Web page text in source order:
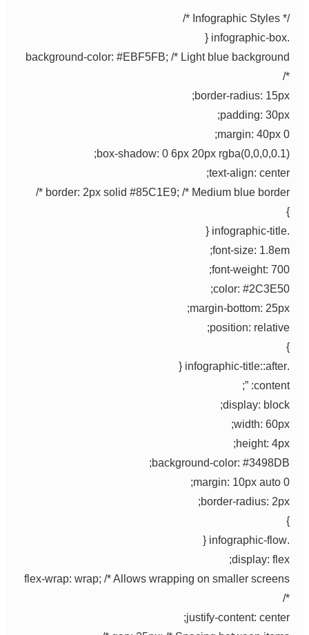
/* Infographic Styles */
.infographic-box {
background-color: #EBF5FB; /* Light blue background
*/
border-radius: 15px;
padding: 30px;
margin: 40px 0;
box-shadow: 0 6px 20px rgba(0,0,0,0.1);
text-align: center;
border: 2px solid #85C1E9; /* Medium blue border */
}
.infographic-title {
font-size: 1.8em;
font-weight: 700;
color: #2C3E50;
margin-bottom: 25px;
position: relative;
}
.infographic-title::after {
content: ”;
display: block;
width: 60px;
height: 4px;
background-color: #3498DB;
margin: 10px auto 0;
border-radius: 2px;
}
.infographic-flow {
display: flex;
flex-wrap: wrap; /* Allows wrapping on smaller screens
*/
justify-content: center;